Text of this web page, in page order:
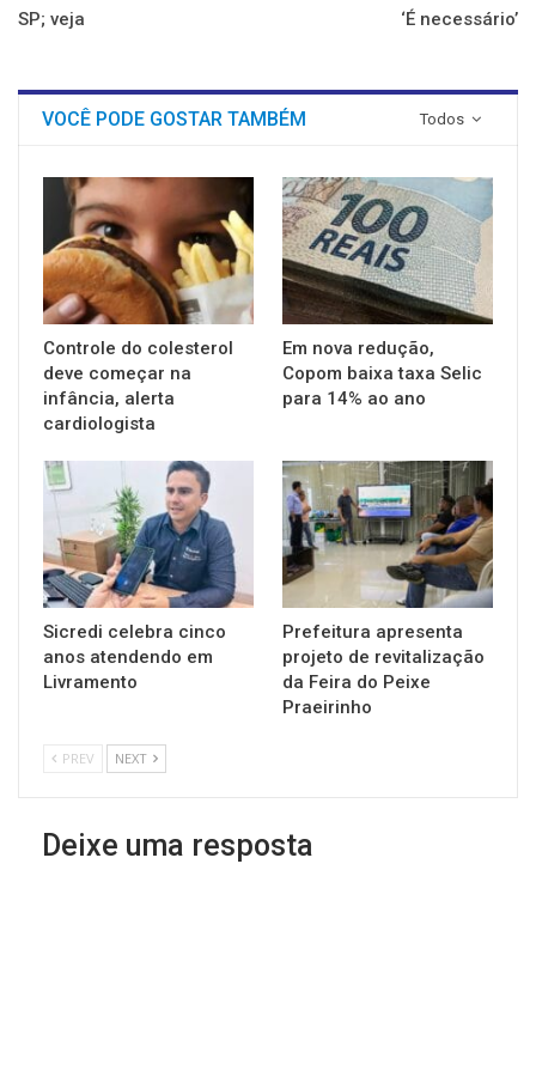
SP; veja
‘É necessário’
Todos
VOCÊ PODE GOSTAR TAMBÉM
Controle do colesterol
deve começar na
infância, alerta
cardiologista
Em nova redução,
Copom baixa taxa Selic
para 14% ao ano
Sicredi celebra cinco
anos atendendo em
Livramento
Prefeitura apresenta
projeto de revitalização
da Feira do Peixe
Praeirinho
PREV NEXT
Deixe uma resposta